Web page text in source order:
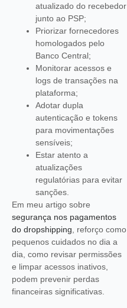
atualizado do recebedor
junto ao PSP;
Priorizar fornecedores
homologados pelo
Banco Central;
Monitorar acessos e
logs de transações na
plataforma;
Adotar dupla
autenticação e tokens
para movimentações
sensíveis;
Estar atento a
atualizações
regulatórias para evitar
sanções.
Em meu artigo sobre
segurança nos pagamentos
do dropshipping , reforço como
pequenos cuidados no dia a
dia, como revisar permissões
e limpar acessos inativos,
podem prevenir perdas
financeiras significativas.